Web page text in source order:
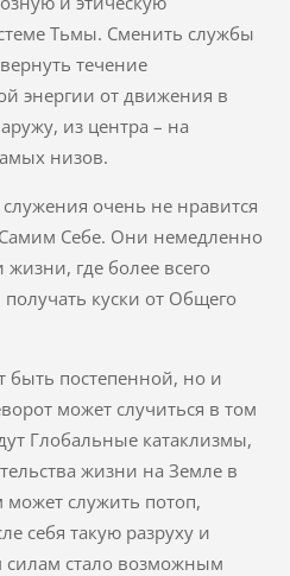
Тьмы. Сменить службы
течение
энергии от движения в
из центра – на
низов.
очень не нравится
Себе. Они немедленно
где более всего
куски от Общего
быть постепенной, но и
может случиться в том
Глобальные катаклизмы,
жизни на Земле в
служить потоп,
себя такую разруху и
силам стало возможным